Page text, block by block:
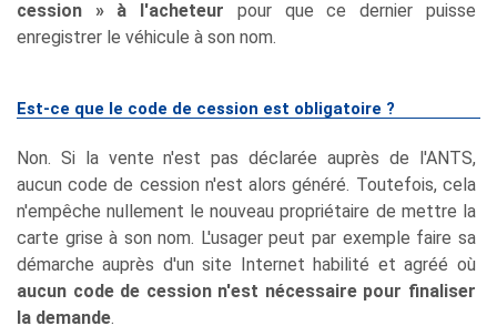
cession » à l'acheteur pour que ce dernier puisse
enregistrer le véhicule à son nom.
Est-ce que le code de cession est obligatoire ?
Non. Si la vente n'est pas déclarée auprès de l'ANTS,
aucun code de cession n'est alors généré. Toutefois, cela
n'empêche nullement le nouveau propriétaire de mettre la
carte grise à son nom. L'usager peut par exemple faire sa
démarche auprès d'un site Internet habilité et agréé où
aucun code de cession n'est nécessaire pour finaliser
la demande.